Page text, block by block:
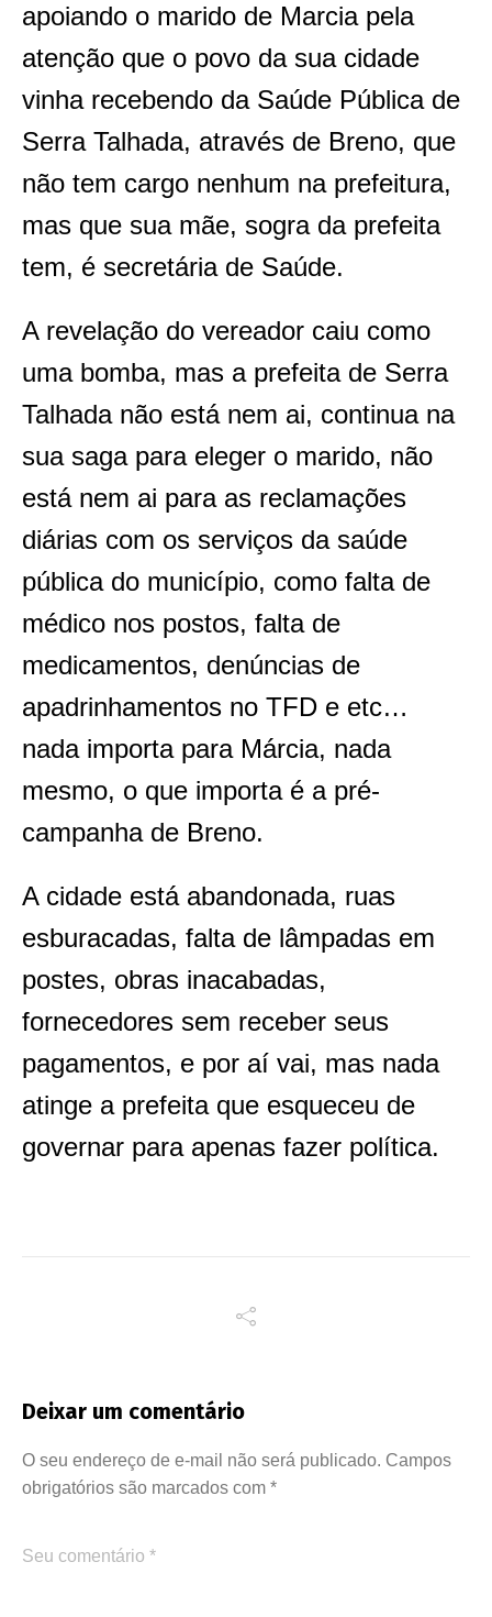
apoiando o marido de Marcia pela
atenção que o povo da sua cidade
vinha recebendo da Saúde Pública de
Serra Talhada, através de Breno, que
não tem cargo nenhum na prefeitura,
mas que sua mãe, sogra da prefeita
tem, é secretária de Saúde.
A revelação do vereador caiu como
uma bomba, mas a prefeita de Serra
Talhada não está nem ai, continua na
sua saga para eleger o marido, não
está nem ai para as reclamações
diárias com os serviços da saúde
pública do município, como falta de
médico nos postos, falta de
medicamentos, denúncias de
apadrinhamentos no TFD e etc…
nada importa para Márcia, nada
mesmo, o que importa é a pré-
campanha de Breno.
A cidade está abandonada, ruas
esburacadas, falta de lâmpadas em
postes, obras inacabadas,
fornecedores sem receber seus
pagamentos, e por aí vai, mas nada
atinge a prefeita que esqueceu de
governar para apenas fazer política.
Deixar um comentário
O seu endereço de e-mail não será publicado. Campos
obrigatórios são marcados com *